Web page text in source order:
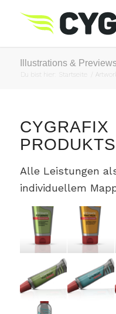
Illustrations &
Du bist hier: Startseite
CYGRAFIX
Alle Leistungen
individuellem